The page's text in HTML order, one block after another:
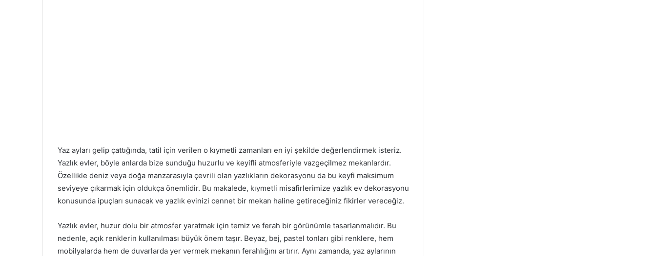
Yaz ayları gelip çattığında, tatil için verilen o kıymetli zamanları en iyi şekilde değerlendirmek isteriz.
Yazlık evler, böyle anlarda bize sunduğu huzurlu ve keyifli atmosferiyle vazgeçilmez mekanlardır.
Özellikle deniz veya doğa manzarasıyla çevrili olan yazlıkların dekorasyonu da bu keyfi maksimum
seviyeye çıkarmak için oldukça önemlidir. Bu makalede, kıymetli misafirlerimize yazlık ev dekorasyonu
konusunda ipuçları sunacak ve yazlık evinizi cennet bir mekan haline getireceğiniz fikirler vereceğiz.
Yazlık evler, huzur dolu bir atmosfer yaratmak için temiz ve ferah bir görünümle tasarlanmalıdır. Bu
nedenle, açık renklerin kullanılması büyük önem taşır. Beyaz, bej, pastel tonları gibi renklere, hem
mobilyalarda hem de duvarlarda yer vermek mekanın ferahlığını artırır. Aynı zamanda, yaz aylarının